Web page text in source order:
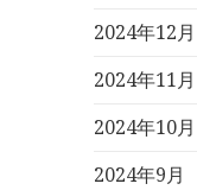
2024年12月
2024年11月
2024年10月
2024年9月